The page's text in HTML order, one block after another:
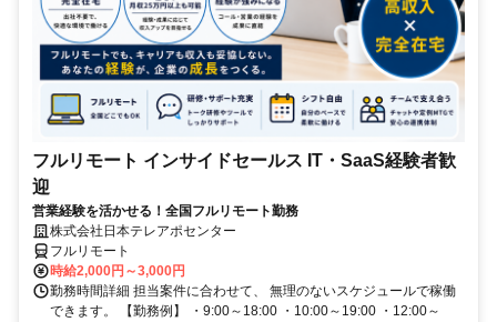
フルリモート インサイドセールス IT・SaaS経験者歓
迎
営業経験を活かせる！全国フルリモート勤務
株式会社日本テレアポセンター
フルリモート
時給2,000円～3,000円
勤務時間詳細 担当案件に合わせて、 無理のないスケジュールで稼働
できます。 【勤務例】 ・9:00～18:00 ・10:00～19:00 ・12:00～